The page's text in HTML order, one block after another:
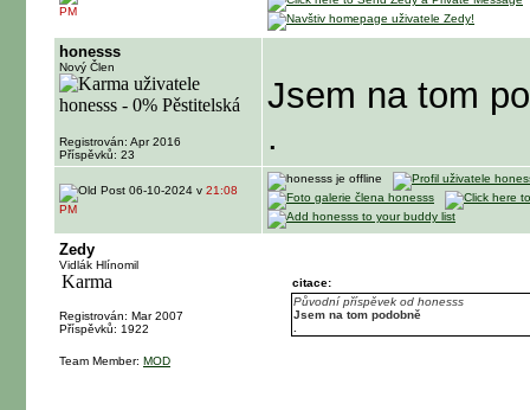
PM
honesss
Nový Člen
Registrován: Apr 2016
Příspěvků: 23
Jsem na tom
.
06-10-2024 v 21:08
PM
Zedy
Vidlák Hlínomil
Registrován: Mar 2007
Příspěvků: 1922
Team Member: MOD
citace:
Původní příspěvek od honesss
Jsem na tom podobně